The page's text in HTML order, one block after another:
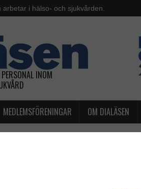
i hälso- och sjukvården.
INOM
MEDLEMSFÖRENINGAR OM DIALÄSEN